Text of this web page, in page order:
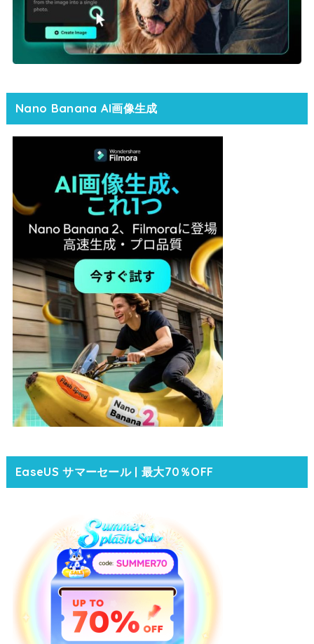
Nano Banana AI画像生成
EaseUS サマーセール | 最大70％OFF